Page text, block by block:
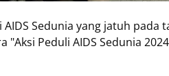
Sedunia yang jatuh pada
Peduli AIDS Sedunia